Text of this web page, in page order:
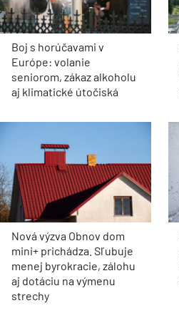
Boj s horúčavami v
Európe: volanie
seniorom, zákaz alkoholu
aj klimatické útočiská
Nová výzva Obnov dom
mini+ prichádza. Sľubuje
menej byrokracie, zálohu
aj dotáciu na výmenu
strechy